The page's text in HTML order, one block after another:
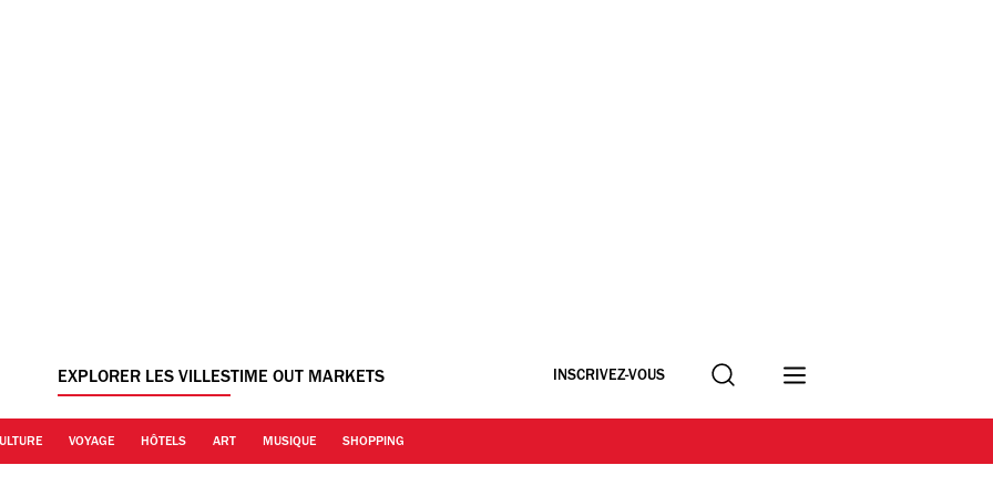
EXPLORER LES VILLESTIME OUT MARKETS INSCRIVEZ-VOUS Recherche
VOYAGE HÔTELS ART MUSIQUE SHOPPING